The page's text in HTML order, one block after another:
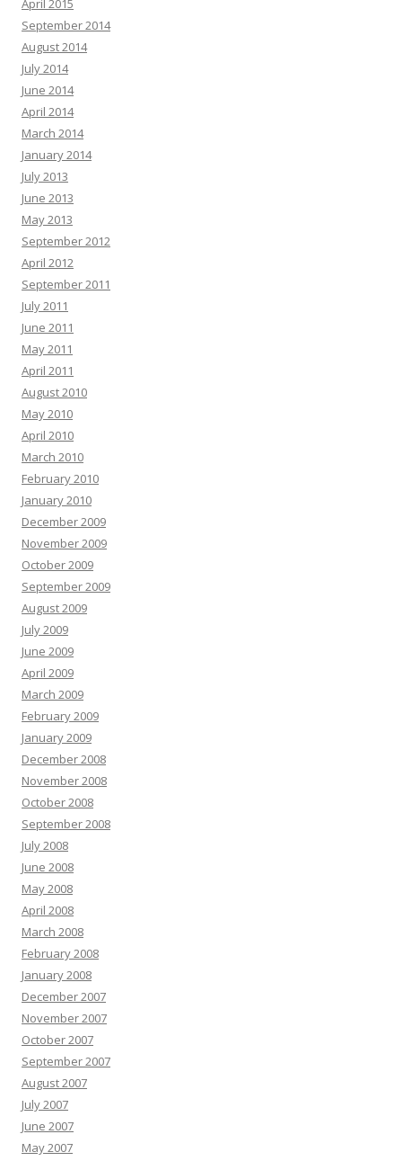
April 2015
September 2014
August 2014
July 2014
June 2014
April 2014
March 2014
January 2014
July 2013
June 2013
May 2013
September 2012
April 2012
September 2011
July 2011
June 2011
May 2011
April 2011
August 2010
May 2010
April 2010
March 2010
February 2010
January 2010
December 2009
November 2009
October 2009
September 2009
August 2009
July 2009
June 2009
April 2009
March 2009
February 2009
January 2009
December 2008
November 2008
October 2008
September 2008
July 2008
June 2008
May 2008
April 2008
March 2008
February 2008
January 2008
December 2007
November 2007
October 2007
September 2007
August 2007
July 2007
June 2007
May 2007